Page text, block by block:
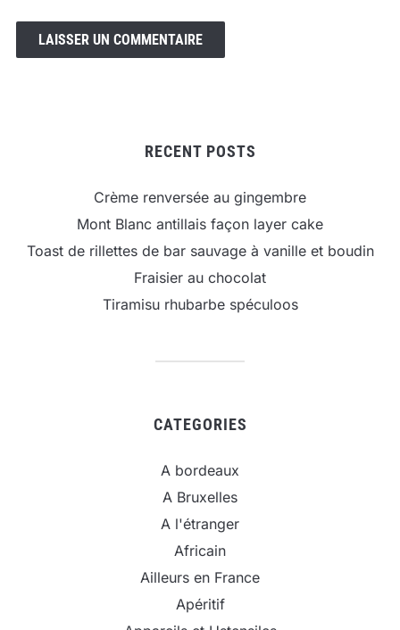
RECENT POSTS
Crème renversée au gingembre
Mont Blanc antillais façon layer cake
Toast de rillettes de bar sauvage à vanille et boudin
Fraisier au chocolat
Tiramisu rhubarbe spéculoos
CATEGORIES
A bordeaux
A Bruxelles
A l'étranger
Africain
Ailleurs en France
Apéritif